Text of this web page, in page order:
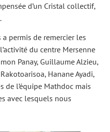
d’un Cristal collectif,
permis de remercier les
du centre Mersenne
Panay, Guillaume Alzieu,
Hanane Ayadi,
de l’équipe Mathdoc mais
avec lesquels nous